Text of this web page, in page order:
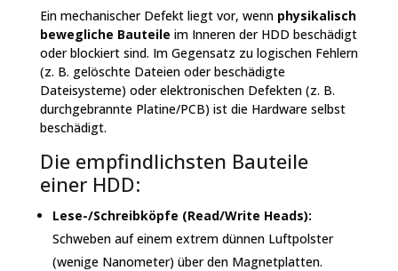
Ein mechanischer Defekt liegt vor, wenn physikalisch
bewegliche Bauteile im Inneren der HDD beschädigt
oder blockiert sind. Im Gegensatz zu logischen Fehlern
(z. B. gelöschte Dateien oder beschädigte
Dateisysteme) oder elektronischen Defekten (z. B.
durchgebrannte Platine/PCB) ist die Hardware selbst
beschädigt.
Die empfindlichsten Bauteile
einer HDD:
Lese-/Schreibköpfe (Read/Write Heads):
Schweben auf einem extrem dünnen Luftpolster
(wenige Nanometer) über den Magnetplatten.